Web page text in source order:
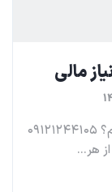
مالی
چگونه در کمترین زمان ماشین خود را نقد کنیم؟ ۰۹۱۲۱۲۴۴۱۰۵
هر...